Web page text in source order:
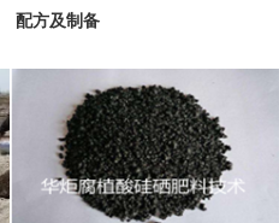
配方及制备